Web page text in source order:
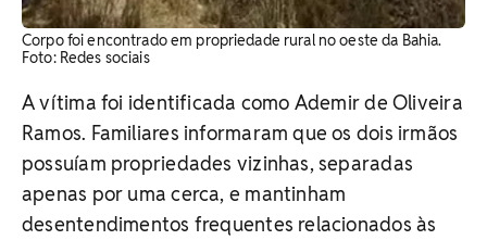
Corpo foi encontrado em propriedade rural no oeste da Bahia.
Foto: Redes sociais
A vítima foi identificada como Ademir de Oliveira
Ramos. Familiares informaram que os dois irmãos
possuíam propriedades vizinhas, separadas
apenas por uma cerca, e mantinham
desentendimentos frequentes relacionados às